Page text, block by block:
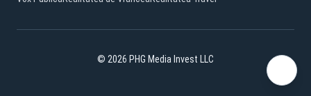
© 2026 PHG Media Invest LLC